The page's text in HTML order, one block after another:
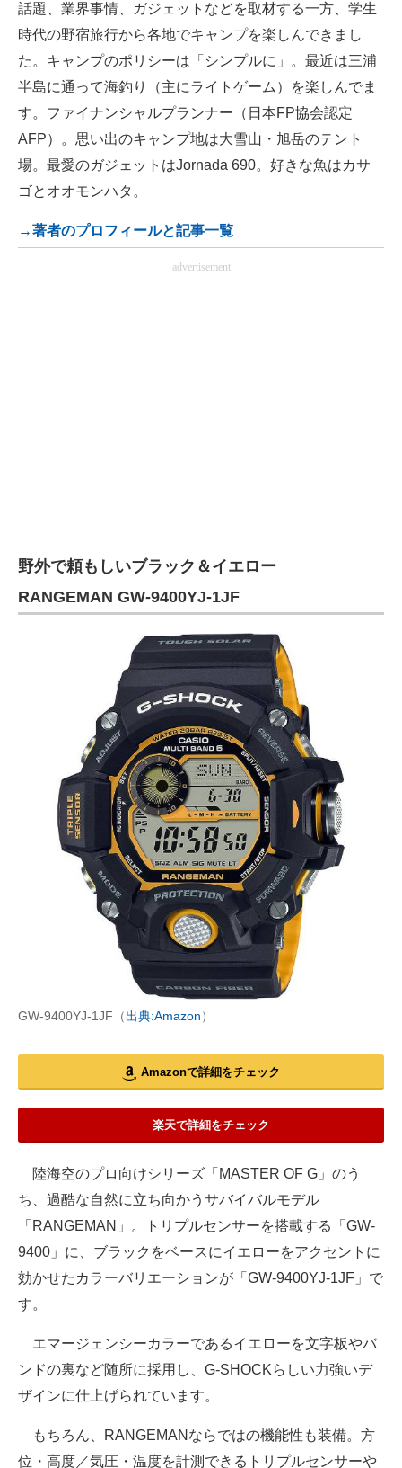
話題、業界事情、ガジェットなどを取材する一方、学生
時代の野宿旅行から各地でキャンプを楽しんできまし
た。キャンプのポリシーは「シンプルに」。最近は三浦
半島に通って海釣り（主にライトゲーム）を楽しんでま
す。ファイナンシャルプランナー（日本FP協会認定
AFP）。思い出のキャンプ地は大雪山・旭岳のテント
場。最愛のガジェットはJornada 690。好きな魚はカサ
ゴとオオモンハタ。
→著者のプロフィールと記事一覧
advertisement
野外で頼もしいブラック＆イエロー
RANGEMAN GW-9400YJ-1JF
GW-9400YJ-1JF（出典:Amazon）
Amazonで詳細をチェック
楽天で詳細をチェック
陸海空のプロ向けシリーズ「MASTER OF G」のう
ち、過酷な自然に立ち向かうサバイバルモデル
「RANGEMAN」。トリプルセンサーを搭載する「GW-
9400」に、ブラックをベースにイエローをアクセントに
効かせたカラーバリエーションが「GW-9400YJ-1JF」で
す。
エマージェンシーカラーであるイエローを文字板やバ
ンドの裏など随所に採用し、G-SHOCKらしい力強いデ
ザインに仕上げられています。
もちろん、RANGEMANならではの機能性も装備。方
位・高度／気圧・温度を計測できるトリプルセンサーや